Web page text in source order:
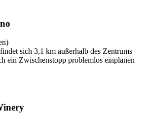
sich 3,1 km außerhalb des Zentrums
ein Zwischenstopp problemlos einplanen